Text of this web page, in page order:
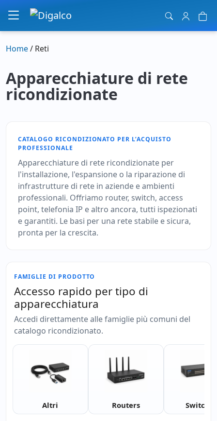
Navigazione principale
Home/ Reti
Apparecchiature di rete
ricondizionate
CATALOGO RICONDIZIONATO PER L’ACQUISTO
PROFESSIONALE
Apparecchiature di rete ricondizionate per
l'installazione, l'espansione o la riparazione di
infrastrutture di rete in aziende e ambienti
professionali. Offriamo router, switch, access
point, telefonia IP e altro ancora, tutti ispezionati
e garantiti. Le basi per una rete stabile e sicura,
pronta per la crescita.
FAMIGLIE DI PRODOTTO
Accesso rapido per tipo di
apparecchiatura
Accedi direttamente alle famiglie più comuni del
catalogo ricondizionato.
Altri Routers Switches